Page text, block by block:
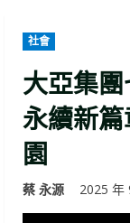
社會
大亞集
永續新
園
蔡 永源 2025 年